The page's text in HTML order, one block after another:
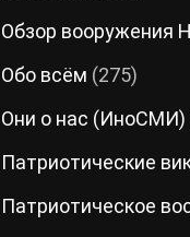
Обзор вооружения
Обо всём (275)
Они о нас (ИноСМИ)
Патриотические
Патриотическое